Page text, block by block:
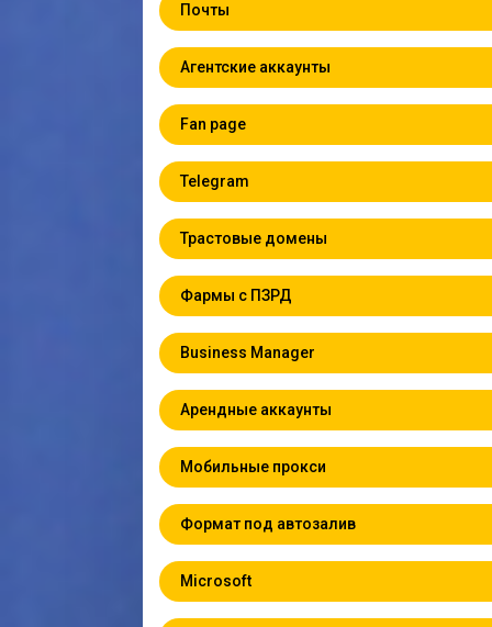
Почты
Агентские аккаунты
Fan page
Telegram
Трастовые домены
Фармы с ПЗРД
Business Manager
Арендные аккаунты
Мобильные прокси
Формат под автозалив
Microsoft